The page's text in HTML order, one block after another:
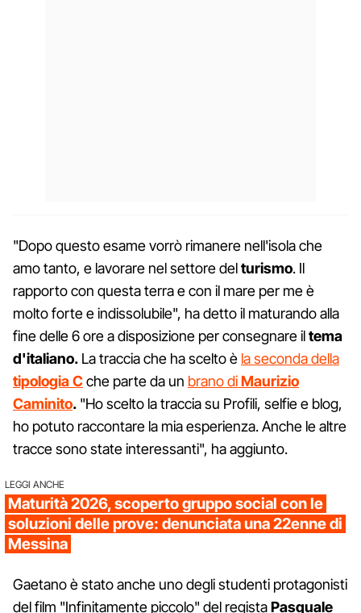
"Dopo questo esame vorrò rimanere nell'isola che
amo tanto, e lavorare nel settore delturismo. Il
rapporto con questa terra e con il mare per me è
molto forte e indissolubile", ha detto il maturando alla
fine delle 6 ore a disposizione per consegnare iltema
d'italiano. La traccia che ha scelto è la seconda della
tipologiaCche parte da un brano diMaurizio
Caminito. "Ho scelto la traccia su Profili, selfie e blog,
ho potuto raccontare la mia esperienza. Anche le altre
tracce sono state interessanti", ha aggiunto.
LEGGI ANCHE
Maturità 2026, scoperto gruppo social con le
soluzioni delle prove: denunciata una 22enne di
Messina
Gaetano è stato anche uno degli studenti protagonisti
del film "Infinitamente piccolo" del registaPasquale